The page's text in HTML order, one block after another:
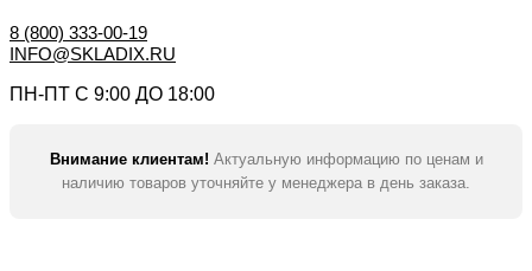
8 (800) 333-00-19
INFO@SKLADIX.RU
ПН-ПТ С 9:00 ДО 18:00
Внимание клиентам! Актуальную информацию по ценам и
наличию товаров уточняйте у менеджера в день заказа.